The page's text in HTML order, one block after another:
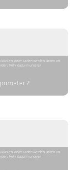
Beim Laden werden Daten an
Mehr dazu in unserer
?
Beim Laden werden Daten an
Mehr dazu in unserer